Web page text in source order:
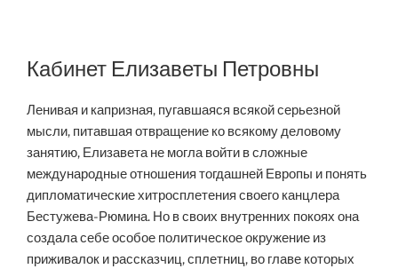
Кабинет Елизаветы Петровны
Ленивая и капризная, пугавшаяся всякой серьезной
мысли, питавшая отвращение ко всякому деловому
занятию, Елизавета не могла войти в сложные
международные отношения тогдашней Европы и понять
дипломатические хитросплетения своего канцлера
Бестужева-Рюмина. Но в своих внутренних покоях она
создала себе особое политическое окружение из
приживалок и рассказчиц, сплетниц, во главе которых